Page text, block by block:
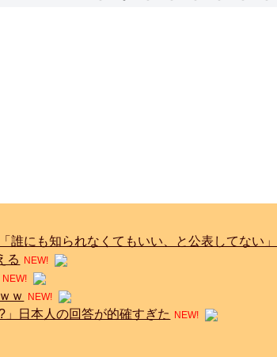
にも知られなくてもいい、と公表してない」
る NEW!
NEW!
ｗ NEW!
」日本人の回答が的確すぎた NEW!